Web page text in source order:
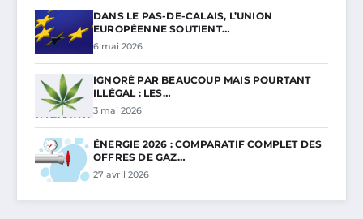
DANS LE PAS-DE-CALAIS, L’UNION
EUROPÉENNE SOUTIENT…
6 mai 2026
IGNORÉ PAR BEAUCOUP MAIS POURTANT
ILLÉGAL : LES…
3 mai 2026
ÉNERGIE 2026 : COMPARATIF COMPLET DES
OFFRES DE GAZ…
27 avril 2026